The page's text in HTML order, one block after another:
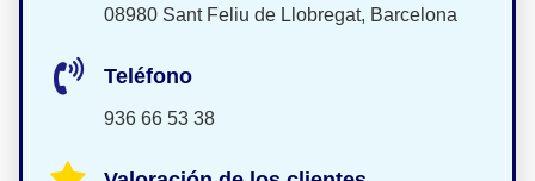
08980 Sant Feliu de Llobregat, Barcelona
Teléfono
936 66 53 38